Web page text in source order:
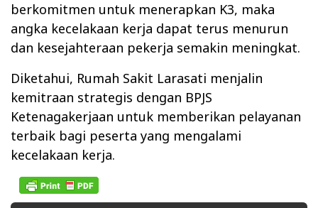
berkomitmen untuk menerapkan K3, maka
angka kecelakaan kerja dapat terus menurun
dan kesejahteraan pekerja semakin meningkat.
Diketahui, Rumah Sakit Larasati menjalin
kemitraan strategis dengan BPJS
Ketenagakerjaan untuk memberikan pelayanan
terbaik bagi peserta yang mengalami
kecelakaan kerja.